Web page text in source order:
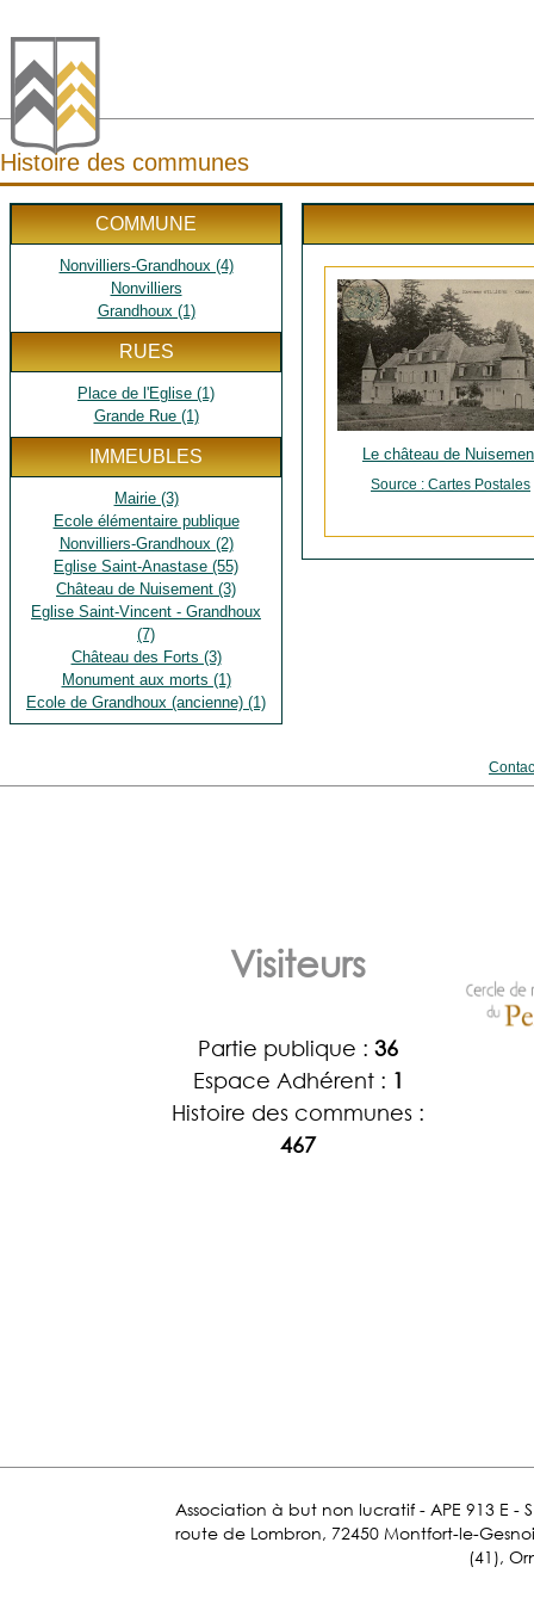
Histoire des communes
COMMUNE
Nonvilliers-Grandhoux (4)
Nonvilliers
Grandhoux (1)
RUES
Place de l'Eglise (1)
Grande Rue (1)
IMMEUBLES
Mairie (3)
Ecole élémentaire publique
Nonvilliers-Grandhoux (2)
Eglise Saint-Anastase (55)
Château de Nuisement (3)
Eglise Saint-Vincent - Grandhoux
(7)
Château des Forts (3)
Monument aux morts (1)
Ecole de Grandhoux (ancienne) (1)
Le château de
Source : Cartes Postales
Visiteurs
Partie publique : 36
Espace Adhérent : 1
Histoire des communes :
467
Association à but non lucratif - APE 913 E -
route de Lombron, 72450 Montfort-le-
(41),